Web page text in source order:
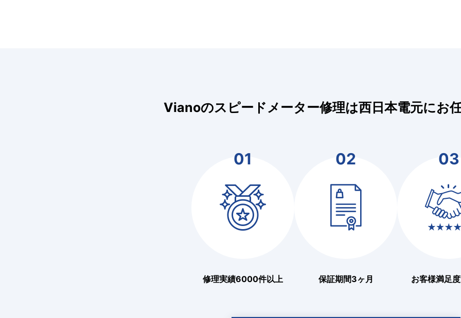
Vianoのスピードメーター修理は西日本電元にお
01
修理実績6000件以上
02
保証期間3ヶ月
03
お客様満足